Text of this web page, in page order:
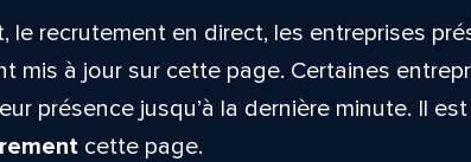
le recrutement en direct, les entreprises
mis à jour sur cette page. Certaines
présence jusqu’à la dernière minute. Il
cette page.